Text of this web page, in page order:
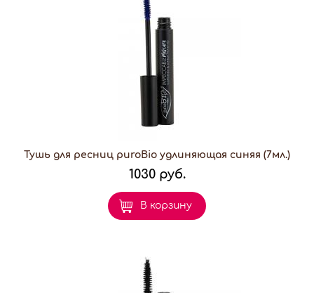
Тушь для ресниц puroBio удлиняющая синяя (7мл.)
1030 руб.
В корзину